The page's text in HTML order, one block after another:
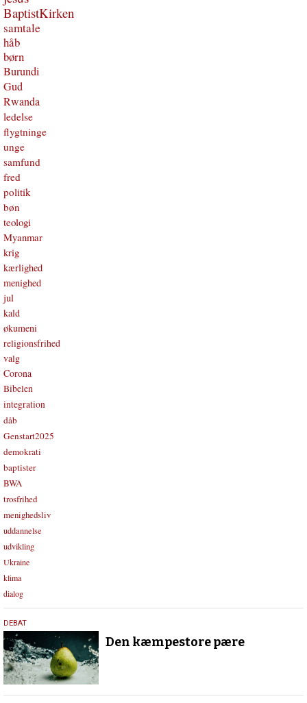
BaptistKirken
samtale
håb
børn
Burundi
Gud
Rwanda
ledelse
flygtninge
unge
samfund
fred
politik
bøn
teologi
Myanmar
krig
kærlighed
menighed
jul
kald
økumeni
religionsfrihed
valg
Corona
Bibelen
integration
dåb
Genstart2025
demokrati
baptister
BWA
trosfrihed
menighedsliv
uddannelse
udvikling
Ukraine
klima
dialog
29.
januar
2026
DEBAT
Den kæmpestore pære